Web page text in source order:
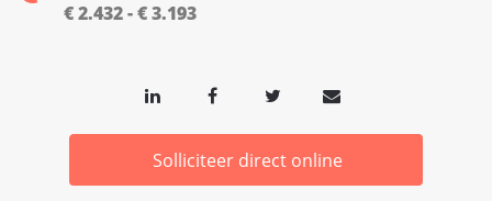
€ 2.432 - € 3.193
Solliciteer direct online